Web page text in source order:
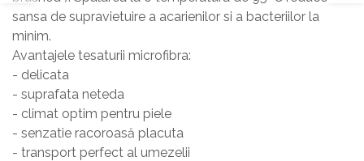
sansa de supravietuire a acarienilor si a bacteriilor la
minim.
Avantajele tesaturii microfibra:
- delicata
- suprafata neteda
- climat optim pentru piele
- senzatie racoroasă placuta
- transport perfect al umezelii